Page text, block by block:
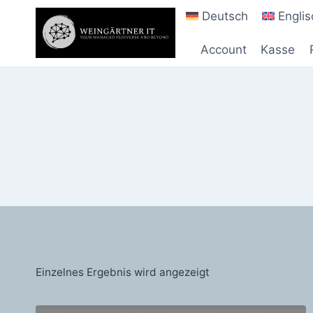
springen
Deutsch
Account Kasse
Einzelnes Ergebnis wird angezeigt